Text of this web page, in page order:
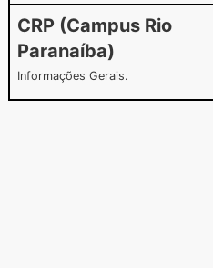
CRP (Campus Rio
Paranaíba)
Informações Gerais.